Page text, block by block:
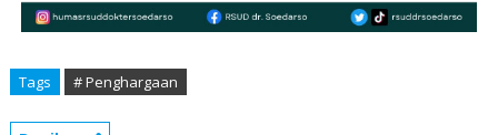
Tags # Penghargaan